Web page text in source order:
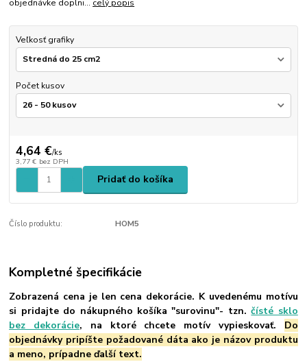
objednávke doplni... celý popis
Veľkosť grafiky
Počet kusov
4,64 €/ks
3,77 € bez DPH
Pridať do košíka
Číslo produktu: HOM5
Kompletné špecifikácie
Zobrazená cena je len cena dekorácie. K uvedenému motívu
si pridajte do nákupného košíka "surovinu"- tzn.čísté sklo
bez dekorácie, na ktoré chcete motív vypieskovať. Do
objednávky pripíšte požadované dáta ako je názov produktu
a meno, prípadne ďalší text.